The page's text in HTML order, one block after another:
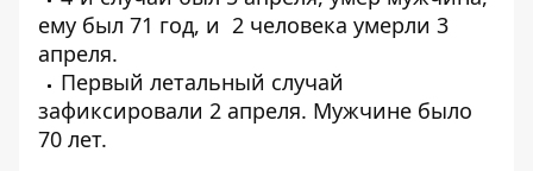
ему был 71 год, и 2 человека умерли 3
апреля.
Первый летальный случай
зафиксировали 2 апреля. Мужчине было
70 лет.